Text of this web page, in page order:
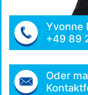
Yvonne
+49 89
Oder